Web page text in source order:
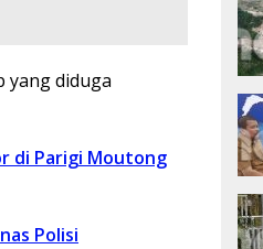
yang diduga
di Parigi Moutong
Polisi